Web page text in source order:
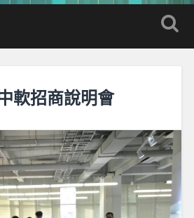
學訓聯盟
in Taiwan
軟招商說明會